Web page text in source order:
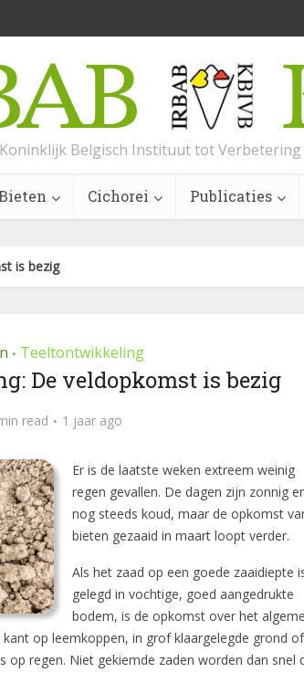
Koninklijk Belgisch Instituut tot Verbetering
Cichorei Publicaties
is bezig
• Teeltontwikkeling
De veldopkomst is bezig
read 1 jaar ago
Er is de laatste weken extreem weinig
regen gevallen. De dagen zijn zonnig
nog steeds koud, maar de opkomst
bieten gezaaid in maart loopt verder.
Als het zaad op een goede zaaidiepte
gelegd in vochtige, goed aangedrukte
bodem, is de opkomst over het
op leemkoppen, in grof klaargelegde grond
op regen. Niet gekiemde zaden worden dan snel